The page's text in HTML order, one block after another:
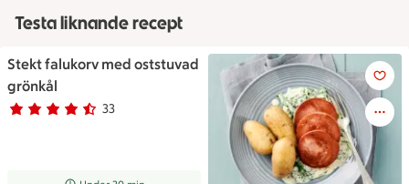
Testa liknande recept
Stekt falukorv med oststuvad
grönkål
Betyg 4.1 av 5. 33
33 personer har röstat
Stekt falukorv med oststuvad